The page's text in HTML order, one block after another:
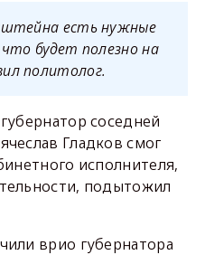
есть нужные
что будет полезно на
политолог.
соседней
Гладков смог
исполнителя,
подытожил
врио губернатора